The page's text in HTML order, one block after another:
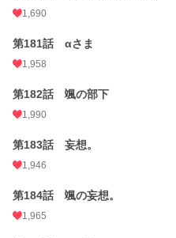
1,690
第181話 αさま
1,958
第182話 颯の部下
1,990
第183話 妄想。
1,946
第184話 颯の妄想。
1,965